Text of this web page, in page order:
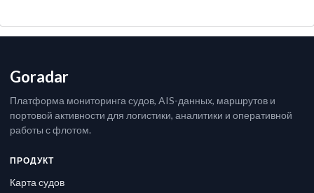
Goradar
Платформа мониторинга судов, AIS-данных, маршрутов и
портовой активности для логистики, аналитики и оперативной
работы с флотом.
ПРОДУКТ
Карта судов